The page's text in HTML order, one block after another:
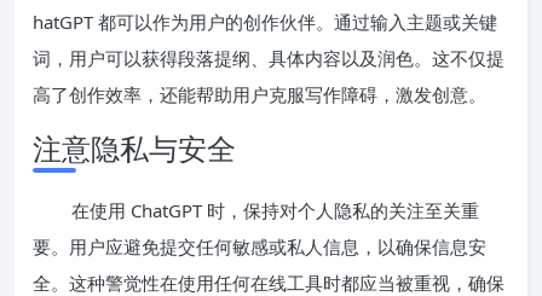
hatGPT 都可以作为用户的创作伙伴。通过输入主题或关键
词，用户可以获得段落提纲、具体内容以及润色。这不仅提
高了创作效率，还能帮助用户克服写作障碍，激发创意。
注意隐私与安全
在使用 ChatGPT 时，保持对个人隐私的关注至关重
要。用户应避免提交任何敏感或私人信息，以确保信息安
全。这种警觉性在使用任何在线工具时都应当被重视，确保